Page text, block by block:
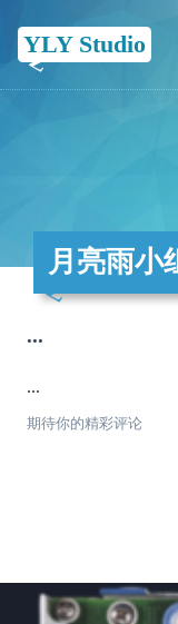
YLY Studio
月亮雨小
...
...
期待你的精彩评论